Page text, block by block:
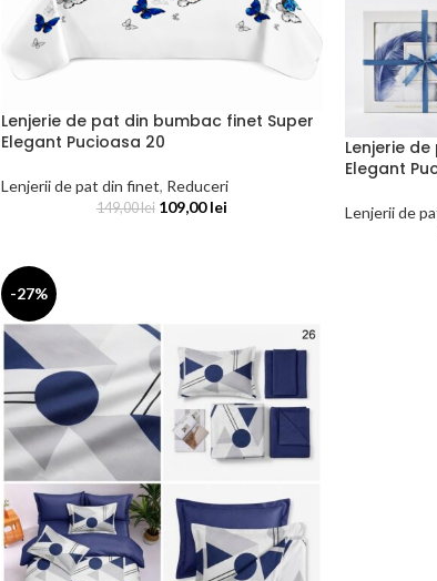
Lenjerie de pat din bumbac finet Super
Elegant Pucioasa 20
Lenjerii de pat din finet, Reduceri
149,00lei 109,00lei
Lenjerie
Elegant
Lenjerii de
-27%